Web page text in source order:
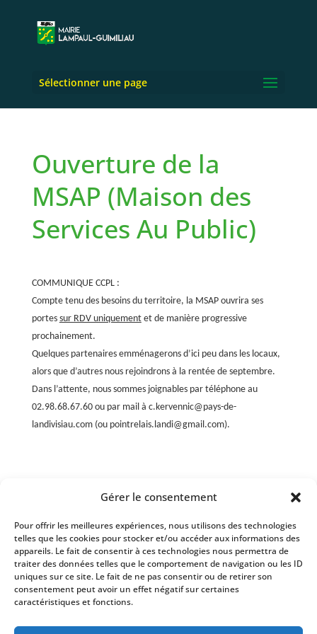
Gérer le consentement
Pour offrir les meilleures expériences, nous utilisons des technologies
telles que les cookies pour stocker et/ou accéder aux informations des
appareils. Le fait de consentir à ces technologies nous permettra de
traiter des données telles que le comportement de navigation ou les ID
uniques sur ce site. Le fait de ne pas consentir ou de retirer son
consentement peut avoir un effet négatif sur certaines
caractéristiques et fonctions.
Sélectionner une page
Ouverture de la
MSAP (Maison des
Services Au Public)
COMMUNIQUE CCPL :
Compte tenu des besoins du territoire, la MSAP ouvrira ses
portes sur RDV uniquementet de manière progressive
prochainement.
Quelques partenaires emménagerons d’ici peu dans les locaux,
alors que d’autres nous rejoindrons à la rentée de septembre.
Dans l’attente, nous sommes joignables par téléphone au
02.98.68.67.60 ou par mail à c.kervennic@pays-de-
landivisiau.com(ou pointrelais.landi@gmail.com).
Évènements à venir
NoticeIl n’y a pas d’évènements à venir.